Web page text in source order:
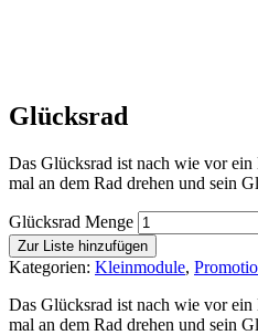
Glücksrad
Das Glücksrad ist nach wie vor ein
mal an dem Rad drehen und sein
Glücksrad Menge
Zur Liste hinzufügen
Kategorien: Kleinmodule,
Das Glücksrad ist nach wie vor ein
mal an dem Rad drehen und sein